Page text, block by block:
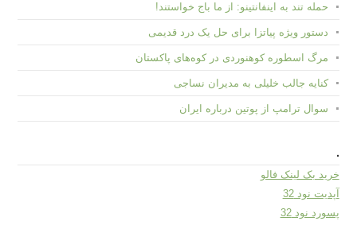
حمله تند به اینفانتینو: از ما باج خواستند!
دستور ویژه پیاتزا برای حل یک درد قدیمی
مرگ اسطوره کوهنوردی در کوه‌های پاکستان
کنایه جالب خلیلی به مدیران نساجی
سوال ترامپ از پوتین درباره ایران
.
خرید بک لینک فالو
آپدیت نود 32
پسورد نود 32